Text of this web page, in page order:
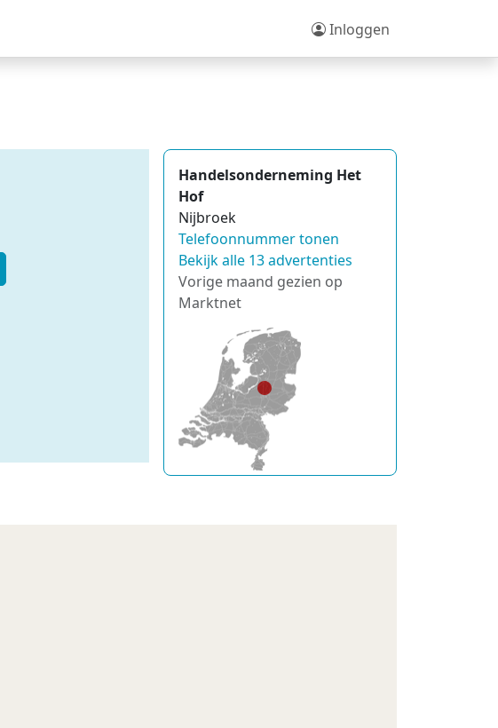
Inloggen
Handelsonderneming Het
Hof
Nijbroek
Telefoonnummer tonen
Bekijk alle 13 advertenties
Vorige maand gezien op
Marktnet